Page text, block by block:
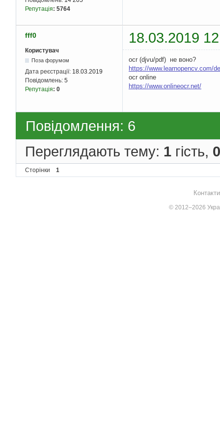
Репутація: 5764
fff0 18.03.2019
Користувач
Поза форумом
Дата реєстрації: 18.03.2019
Повідомлень: 5
Репутація: 0
ocr (djvu/pdf) не воно?
https://www.learnopencv.com/
ocr online
https://www.onlineocr.net/
Повідомлення: 6
Переглядають тему: 1 гість, 0
Сторінки 1
© 2012–2026